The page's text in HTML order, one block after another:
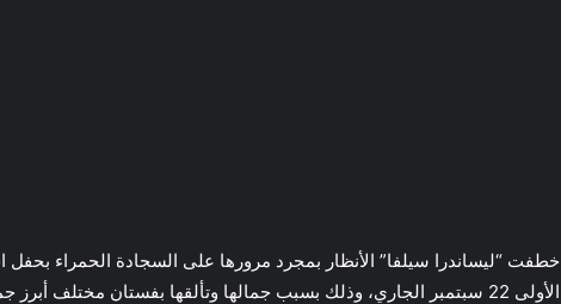
خطفت “ليساندرا سيلفا” الأنظار بمجرد مرورها على السجادة الحمراء بحفل
الأولى 22 سبتمبر الجاري، وذلك بسبب جمالها وتألقها بفستان مختلف أبرز جمالها ورشاقتها.